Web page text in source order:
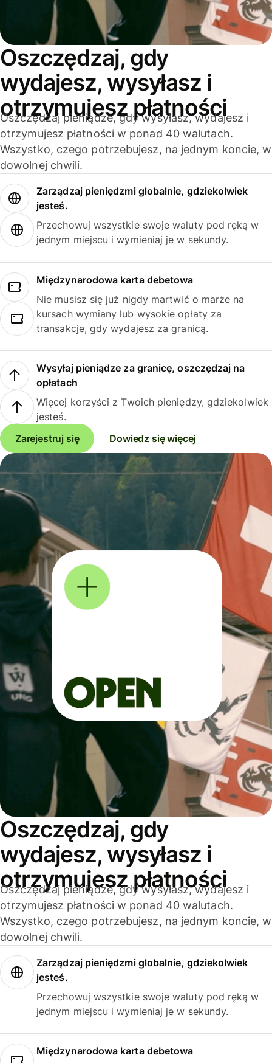
Oszczędzaj, gdy
wydajesz, wysyłasz i
otrzymujesz płatności
Oszczędzaj pieniądze, gdy wysyłasz, wydajesz i
otrzymujesz płatności w ponad 40 walutach.
Wszystko, czego potrzebujesz, na jednym koncie, w
dowolnej chwili.
Zarządzaj pieniędzmi globalnie, gdziekolwiek
jesteś.
Przechowuj wszystkie swoje waluty pod ręką w
jednym miejscu i wymieniaj je w sekundy.
Międzynarodowa karta debetowa
Nie musisz się już nigdy martwić o marże na
kursach wymiany lub wysokie opłaty za
transakcje, gdy wydajesz za granicą.
Wysyłaj pieniądze za granicę, oszczędzaj na
opłatach
Więcej korzyści z Twoich pieniędzy, gdziekolwiek
jesteś.
Zarejestruj się
Dowiedz się więcej
Oszczędzaj, gdy
wydajesz, wysyłasz i
otrzymujesz płatności
Oszczędzaj pieniądze, gdy wysyłasz, wydajesz i
otrzymujesz płatności w ponad 40 walutach.
Wszystko, czego potrzebujesz, na jednym koncie, w
dowolnej chwili.
Zarządzaj pieniędzmi globalnie, gdziekolwiek
jesteś.
Przechowuj wszystkie swoje waluty pod ręką w
jednym miejscu i wymieniaj je w sekundy.
Międzynarodowa karta debetowa